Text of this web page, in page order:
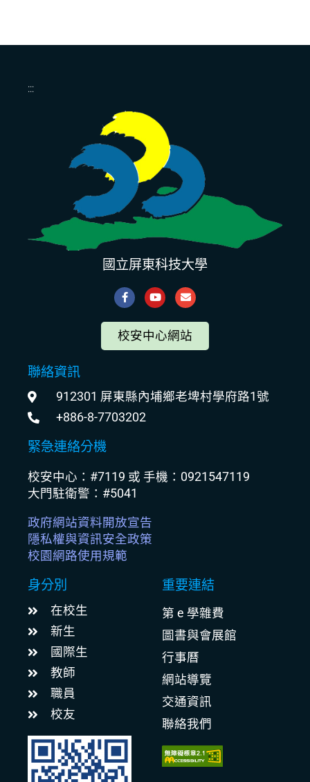
:::
國立屏東科技大學
校安中心網站
聯絡資訊
912301 屏東縣內埔鄉老埤村學府路1號
+886-8-7703202
緊急連絡分機
校安中心：#7119 或 手機：0921547119
大門駐衛警：#5041
政府網站資料開放宣告
隱私權與資訊安全政策
校園網路使用規範
身分別
在校生
新生
國際生
教師
職員
校友
重要連結
第 e 學雜費
圖書與會展館
行事曆
網站導覽
交通資訊
聯絡我們